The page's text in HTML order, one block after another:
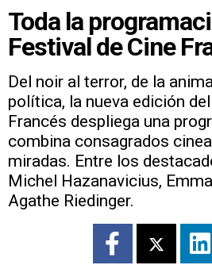
Toda la
Festival de Cine
Del noir al terror, de la
política, la nueva edición
Francés despliega una
combina consagrados
miradas. Entre los
Michel Hazanavicius,
Agathe Riedinger.